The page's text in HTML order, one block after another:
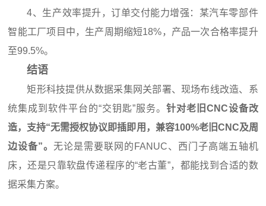
4、生产效率提升，订单交付能力增强：某汽车零部件
智能工厂项目中，生产周期缩短18%，产品一次合格率提升
至99.5%。
结语
矩形科技提供从数据采集网关部署、现场布线改造、系
统集成到软件平台的“交钥匙”服务。 针对老旧CNC设备改
造，支持“无需授权协议即插即用，兼容100%老旧CNC及周
边设备”。无论是需要联网的FANUC、西门子高端五轴机
床，还是只靠软盘传递程序的“老古董”，都能找到合适的数
据采集方案。